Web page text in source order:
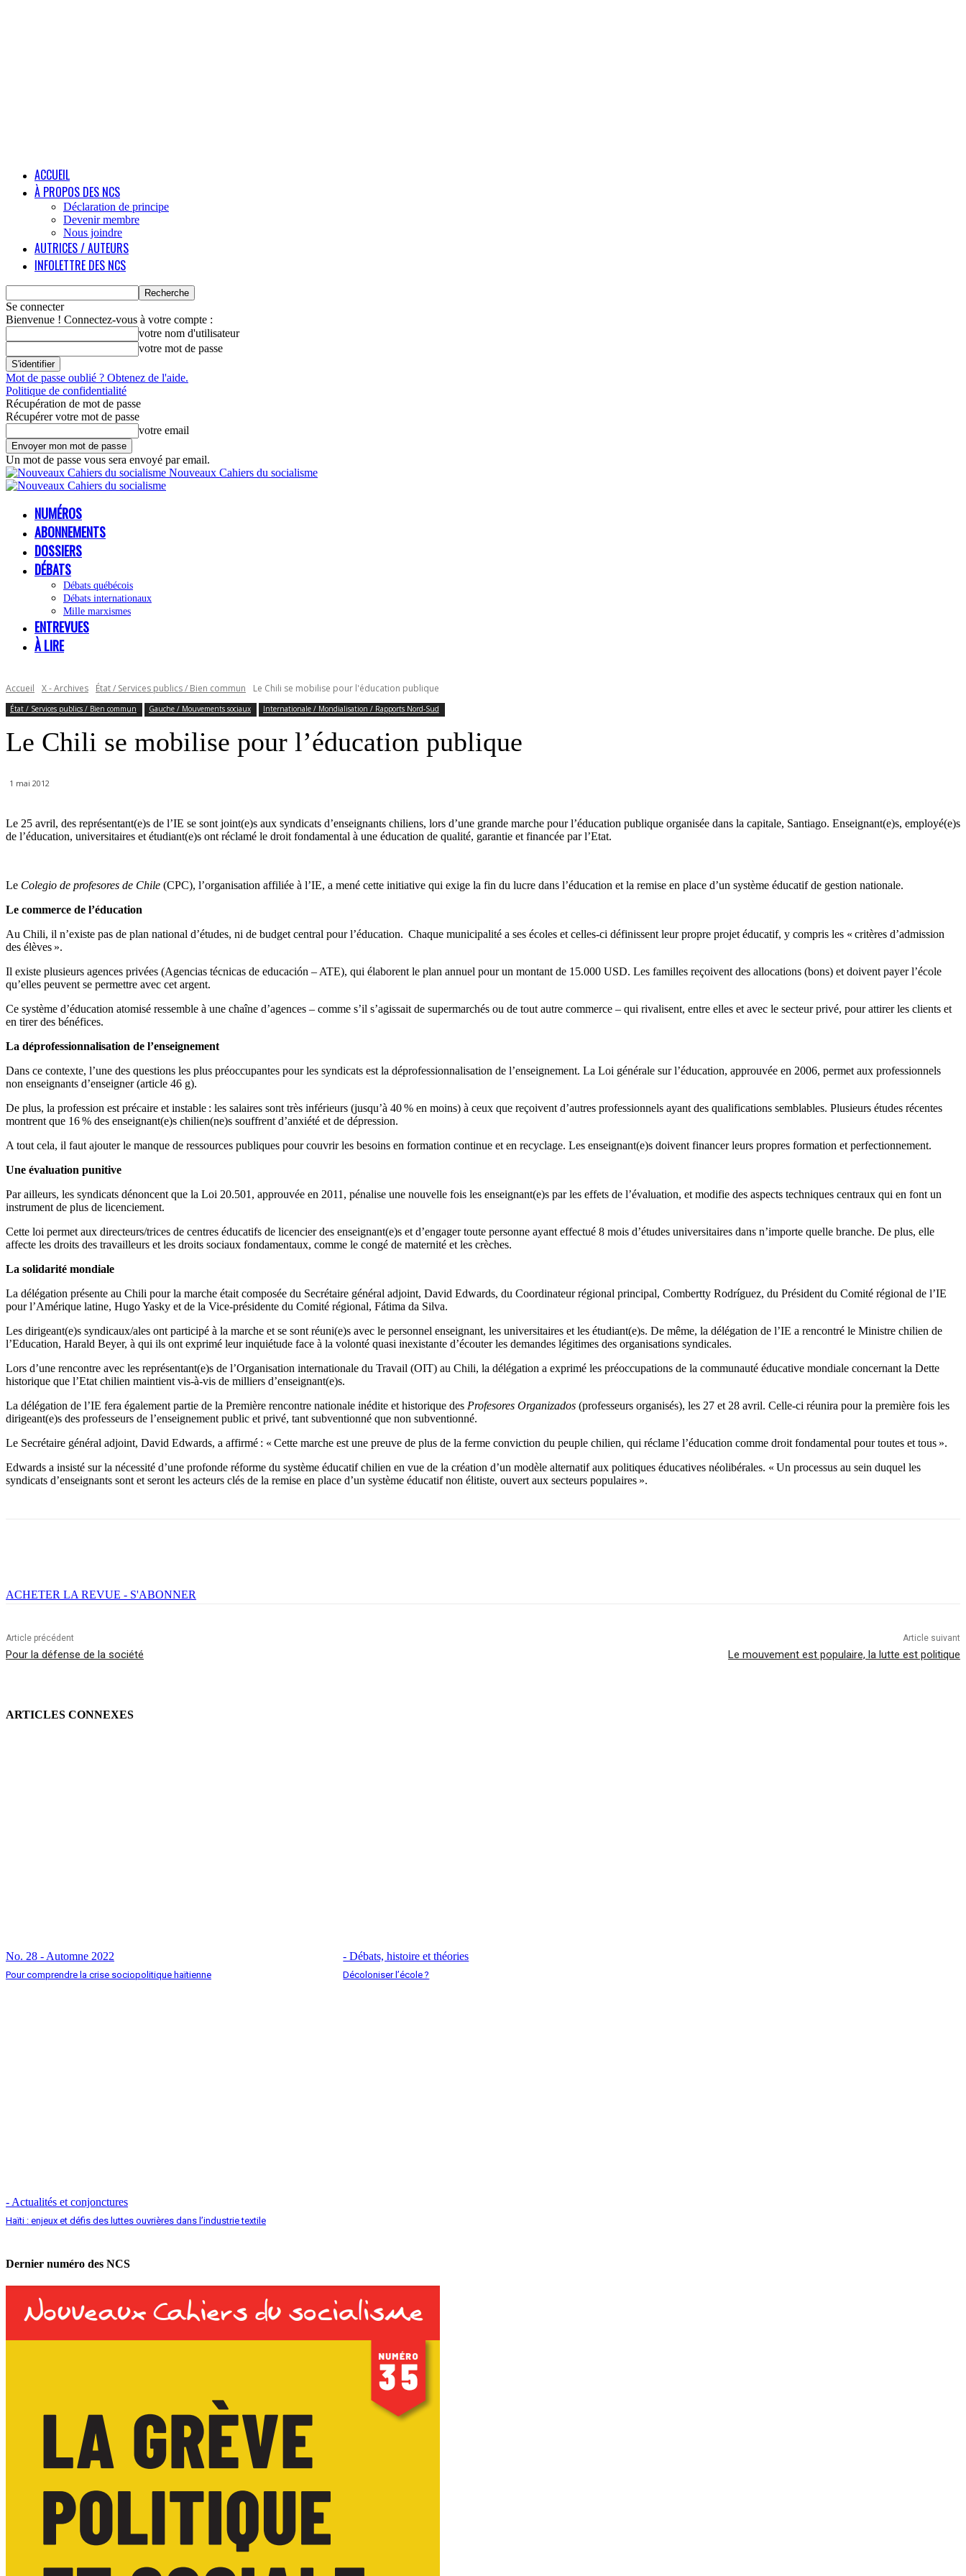
ACCUEIL
À PROPOS DES NCS
Déclaration de principe
Devenir membre
Nous joindre
AUTRICES / AUTEURS
INFOLETTRE DES NCS
Se connecter
Bienvenue ! Connectez-vous à votre compte :
votre nom d'utilisateur
votre mot de passe
Mot de passe oublié ? Obtenez de l'aide.
Politique de confidentialité
Récupération de mot de passe
Récupérer votre mot de passe
votre email
Un mot de passe vous sera envoyé par email.
Nouveaux Cahiers du socialisme
NUMÉROS
ABONNEMENTS
DOSSIERS
DÉBATS
Débats québécois
Débats internationaux
Mille marxismes
ENTREVUES
À LIRE
Accueil X - Archives État / Services publics / Bien commun Le Chili se mobilise pour l'éducation publique
État / Services publics / Bien commun Gauche / Mouvements sociaux Internationale / Mondialisation / Rapports Nord-Sud
Le Chili se mobilise pour l’éducation publique
1 mai 2012
Le 25 avril, des représentant(e)s de l’IE se sont joint(e)s aux syndicats d’enseignants chiliens, lors d’une grande marche pour l’éducation publique organisée dans la capitale, Santiago. Enseignant(e)s, employé(e)s
de l’éducation, universitaires et étudiant(e)s ont réclamé le droit fondamental à une éducation de qualité, garantie et financée par l’Etat.
Le Colegio de profesores de Chile (CPC), l’organisation affiliée à l’IE, a mené cette initiative qui exige la fin du lucre dans l’éducation et la remise en place d’un système éducatif de gestion nationale.
Le commerce de l’éducation
Au Chili, il n’existe pas de plan national d’études, ni de budget central pour l’éducation. Chaque municipalité a ses écoles et celles-ci définissent leur propre projet éducatif, y compris les « critères d’admission
des élèves ».
Il existe plusieurs agences privées (Agencias técnicas de educación – ATE), qui élaborent le plan annuel pour un montant de 15.000 USD. Les familles reçoivent des allocations (bons) et doivent payer l’école
qu’elles peuvent se permettre avec cet argent.
Ce système d’éducation atomisé ressemble à une chaîne d’agences – comme s’il s’agissait de supermarchés ou de tout autre commerce – qui rivalisent, entre elles et avec le secteur privé, pour attirer les clients et
en tirer des bénéfices.
La déprofessionnalisation de l’enseignement
Dans ce contexte, l’une des questions les plus préoccupantes pour les syndicats est la déprofessionnalisation de l’enseignement. La Loi générale sur l’éducation, approuvée en 2006, permet aux professionnels
non enseignants d’enseigner (article 46 g).
De plus, la profession est précaire et instable : les salaires sont très inférieurs (jusqu’à 40 % en moins) à ceux que reçoivent d’autres professionnels ayant des qualifications semblables. Plusieurs études récentes
montrent que 16 % des enseignant(e)s chilien(ne)s souffrent d’anxiété et de dépression.
A tout cela, il faut ajouter le manque de ressources publiques pour couvrir les besoins en formation continue et en recyclage. Les enseignant(e)s doivent financer leurs propres formation et perfectionnement.
Une évaluation punitive
Par ailleurs, les syndicats dénoncent que la Loi 20.501, approuvée en 2011, pénalise une nouvelle fois les enseignant(e)s par les effets de l’évaluation, et modifie des aspects techniques centraux qui en font un
instrument de plus de licenciement.
Cette loi permet aux directeurs/trices de centres éducatifs de licencier des enseignant(e)s et d’engager toute personne ayant effectué 8 mois d’études universitaires dans n’importe quelle branche. De plus, elle
affecte les droits des travailleurs et les droits sociaux fondamentaux, comme le congé de maternité et les crèches.
La solidarité mondiale
La délégation présente au Chili pour la marche était composée du Secrétaire général adjoint, David Edwards, du Coordinateur régional principal, Combertty Rodríguez, du Président du Comité régional de l’IE
pour l’Amérique latine, Hugo Yasky et de la Vice-présidente du Comité régional, Fátima da Silva.
Les dirigeant(e)s syndicaux/ales ont participé à la marche et se sont réuni(e)s avec le personnel enseignant, les universitaires et les étudiant(e)s. De même, la délégation de l’IE a rencontré le Ministre chilien de
l’Education, Harald Beyer, à qui ils ont exprimé leur inquiétude face à la volonté quasi inexistante d’écouter les demandes légitimes des organisations syndicales.
Lors d’une rencontre avec les représentant(e)s de l’Organisation internationale du Travail (OIT) au Chili, la délégation a exprimé les préoccupations de la communauté éducative mondiale concernant la Dette
historique que l’Etat chilien maintient vis-à-vis de milliers d’enseignant(e)s.
La délégation de l’IE fera également partie de la Première rencontre nationale inédite et historique des Profesores Organizados (professeurs organisés), les 27 et 28 avril. Celle-ci réunira pour la première fois les
dirigeant(e)s des professeurs de l’enseignement public et privé, tant subventionné que non subventionné.
Le Secrétaire général adjoint, David Edwards, a affirmé : « Cette marche est une preuve de plus de la ferme conviction du peuple chilien, qui réclame l’éducation comme droit fondamental pour toutes et tous ».
Edwards a insisté sur la nécessité d’une profonde réforme du système éducatif chilien en vue de la création d’un modèle alternatif aux politiques éducatives néolibérales. « Un processus au sein duquel les
syndicats d’enseignants sont et seront les acteurs clés de la remise en place d’un système éducatif non élitiste, ouvert aux secteurs populaires ».
ACHETER LA REVUE - S'ABONNER
Article précédent
Pour la défense de la société
Article suivant
Le mouvement est populaire, la lutte est politique
ARTICLES CONNEXES
No. 28 - Automne 2022
Pour comprendre la crise sociopolitique haïtienne
- Débats, histoire et théories
Décoloniser l’école ?
- Actualités et conjonctures
Haïti : enjeux et défis des luttes ouvrières dans l’industrie textile
Dernier numéro des NCS